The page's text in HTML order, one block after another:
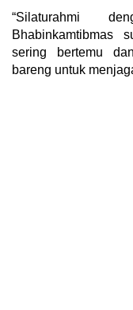
“Silaturahmi
Bhabinkamtibmas
sering bertemu
bareng untuk